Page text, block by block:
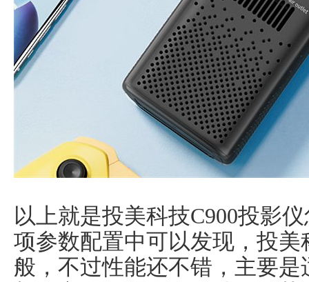
以上就是投美科技C900投影
项参数配置中可以发现，投美
般，不过性能还不错，主要